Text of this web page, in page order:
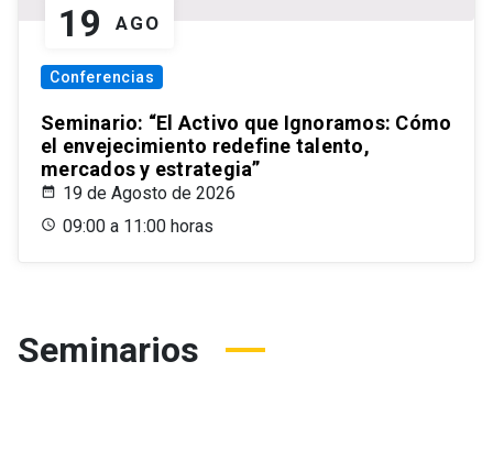
19 AGO
Conferencias
Seminario: “El Activo que Ignoramos: Cómo
el envejecimiento redefine talento,
mercados y estrategia”
19 de Agosto de 2026
09:00 a 11:00 horas
Seminarios